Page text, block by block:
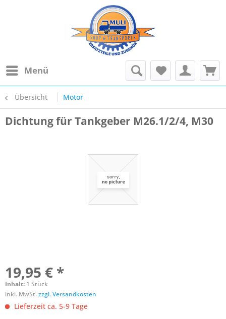
Menü
Übersicht Motor
Dichtung für Tankgeber M26.1/2/4, M30
19,95 € *
Inhalt: 1 Stück
inkl. MwSt.zzgl. Versandkosten
Lieferzeit ca. 5-9 Tage